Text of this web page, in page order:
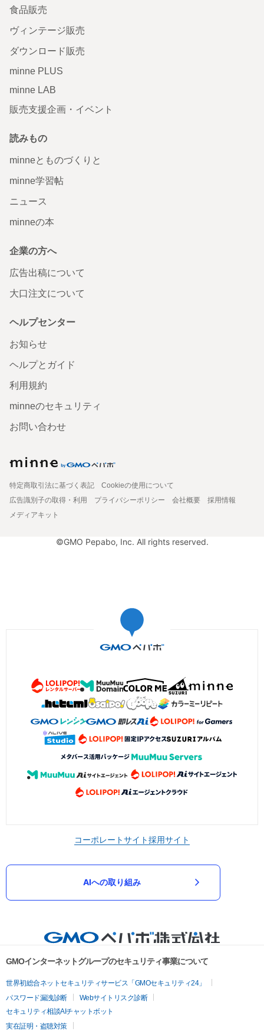
食品販売
ヴィンテージ販売
ダウンロード販売
minne PLUS
minne LAB
販売支援企画・イベント
読みもの
minneとものづくりと
minne学習帖
ニュース
minneの本
企業の方へ
広告出稿について
大口注文について
ヘルプセンター
お知らせ
ヘルプとガイド
利用規約
minneのセキュリティ
お問い合わせ
特定商取引法に基づく表記
Cookieの使用について
広告識別子の取得・利用
プライバシーポリシー 会社概要
採用情報
メディアキット
©GMO Pepabo, Inc. All rights reserved.
コーポレートサイト採用サイト
AIへの取り組み
GMOインターネットグループのセキュリティ事業について
世界初総合ネットセキュリティサービス「GMOセキュリティ24」
パスワード漏洩診断
Webサイトリスク診断
セキュリティ相談AIチャットボット
実在証明・盗聴対策